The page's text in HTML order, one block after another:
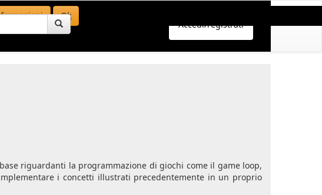
Ok
Accedi/registrati
riguardanti la programmazione di giochi come il game loop,
i concetti illustrati precedentemente in un proprio